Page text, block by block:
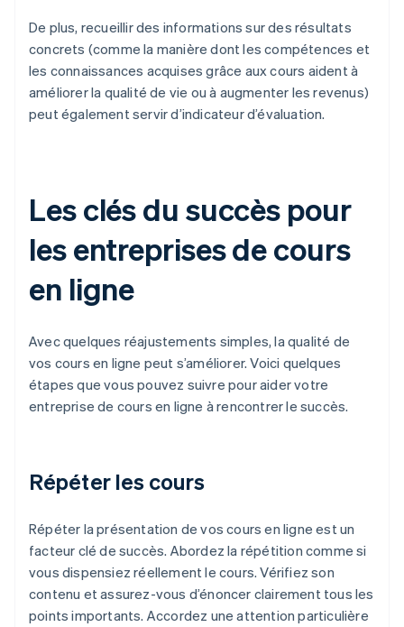
De plus, recueillir des informations sur des résultats
concrets (comme la manière dont les compétences et
les connaissances acquises grâce aux cours aident à
améliorer la qualité de vie ou à augmenter les revenus)
peut également servir d’indicateur d’évaluation.
Les clés du succès pour
les entreprises de cours
en ligne
Avec quelques réajustements simples, la qualité de
vos cours en ligne peut s’améliorer. Voici quelques
étapes que vous pouvez suivre pour aider votre
entreprise de cours en ligne à rencontrer le succès.
Répéter les cours
Répéter la présentation de vos cours en ligne est un
facteur clé de succès. Abordez la répétition comme si
vous dispensiez réellement le cours. Vérifiez son
contenu et assurez-vous d’énoncer clairement tous les
points importants. Accordez une attention particulière